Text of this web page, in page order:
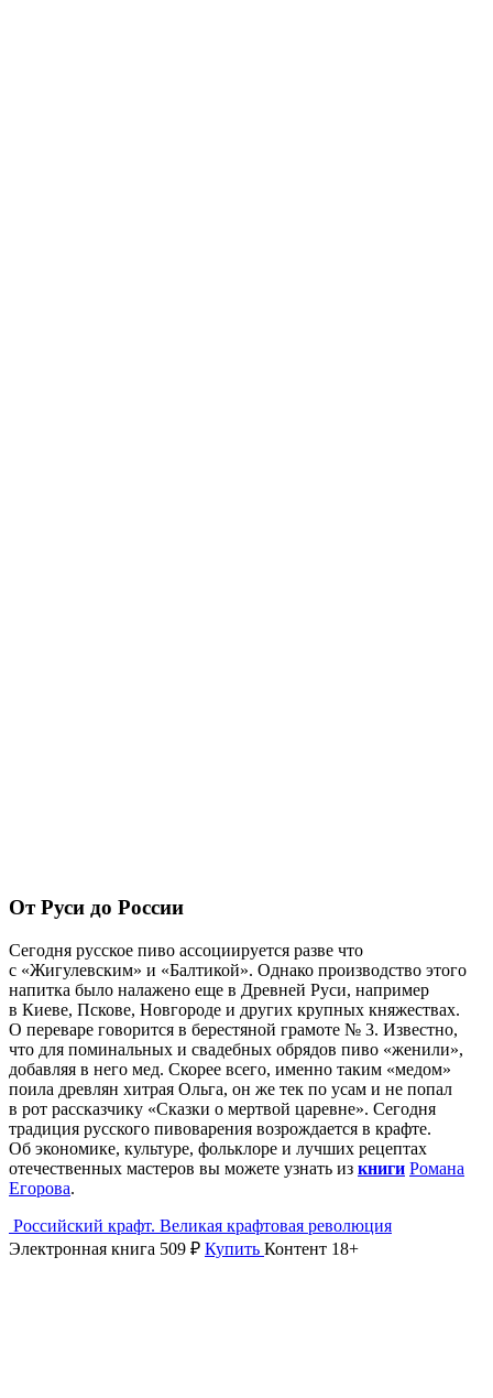
От Руси до России
Сегодня русское пиво ассоциируется разве что
с «Жигулевским» и «Балтикой». Однако производство этого
напитка было налажено еще в Древней Руси, например
в Киеве, Пскове, Новгороде и других крупных княжествах.
О переваре говорится в берестяной грамоте № 3. Известно,
что для поминальных и свадебных обрядов пиво «женили»,
добавляя в него мед. Скорее всего, именно таким «медом»
поила древлян хитрая Ольга, он же тек по усам и не попал
в рот рассказчику «Сказки о мертвой царевне». Сегодня
традиция русского пивоварения возрождается в крафте.
Об экономике, культуре, фольклоре и лучших рецептах
отечественных мастеров вы можете узнать из книги Романа
Егорова.
Российский крафт. Великая крафтовая революция
Электронная книга 509 ₽ Купить Контент 18+